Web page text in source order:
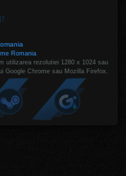
Romania
utilizarea rezolutiei 1280 x 1024 sau
Google Chrome sau Mozilla Firefox.